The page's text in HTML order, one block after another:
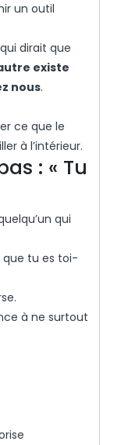
un outil
dirait que
existe
nous.
ce que le
à l’intérieur.
: « Tu
qui
que tu es toi-
à ne surtout